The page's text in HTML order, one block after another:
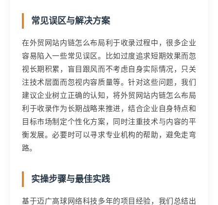
常见误区与解决方案
在外贸网站内链怎么布局利于收录过程中，很多企业
容易陷入一些常见误区。比如过度追求短期效果而忽
视长期积累，盲目跟风而不考虑自身实际情况，只关
注技术层面而忽视内容质量等。针对这些问题，我们
建议企业树立正确的认知，将外贸网站内链怎么布局
利于收录作为长期战略来推进，结合企业自身特点和
目标市场制定个性化方案，同时注重技术与内容的平
衡发展。必要时可以寻求专业机构的帮助，避免走弯
路。
实操步骤与最佳实践
基于迈广高球网络科技多年的项目经验，我们总结出